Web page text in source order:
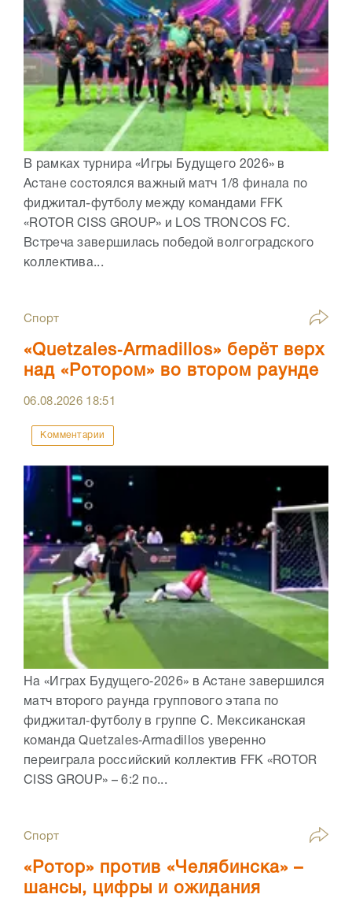
В рамках турнира «Игры Будущего 2026» в
Астане состоялся важный матч 1/8 финала по
фиджитал-футболу между командами FFK
«ROTOR CISS GROUP» и LOS TRONCOS FC.
Встреча завершилась победой волгоградского
коллектива...
Спорт
«Quetzales‑Armadillos» берёт верх
над «Ротором» во втором раунде
06.08.2026 18:51
Комментарии
На «Играх Будущего‑2026» в Астане завершился
матч второго раунда группового этапа по
фиджитал‑футболу в группе C. Мексиканская
команда Quetzales‑Armadillos уверенно
переиграла российский коллектив FFK «ROTOR
CISS GROUP» – 6:2 по...
Спорт
«Ротор» против «Челябинска» –
шансы, цифры и ожидания